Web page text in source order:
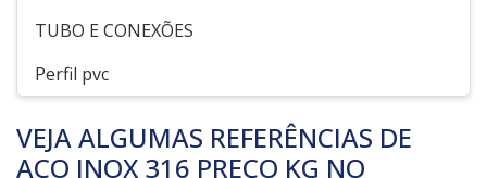
TUBO E CONEXÕES
Perfil pvc
VEJA ALGUMAS REFERÊNCIAS DE
AÇO INOX 316 PREÇO KG NO